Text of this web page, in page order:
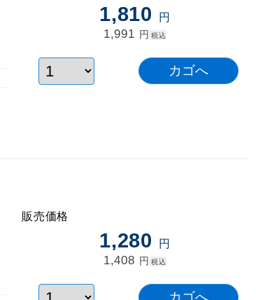
1,810 円
1,991 円 税込
販売価格
1,280 円
1,408 円 税込